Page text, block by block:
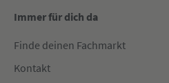
Immer für dich da
Finde deinen Fachmarkt
Kontakt